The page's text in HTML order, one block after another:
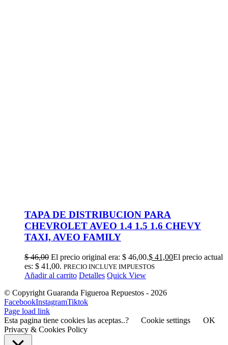
TAPA DE DISTRIBUCION PARA
CHEVROLET AVEO 1.4 1.5 1.6 CHEVY
TAXI, AVEO FAMILY
$46,00 El precio original era: $ 46,00.$ 41,00El precio actual
es: $ 41,00. PRECIO INCLUYE IMPUESTOS
Añadir al carrito Detalles Quick View
© Copyright Guaranda Figueroa Repuestos - 2026
FacebookInstagramTiktok
Page load link
Esta pagina tiene cookies las aceptas..?
Cookie settings
OK
Privacy & Cookies Policy